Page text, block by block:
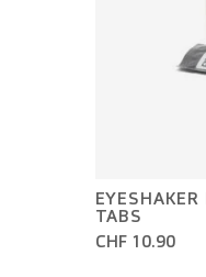
TABS
CHF 10.90